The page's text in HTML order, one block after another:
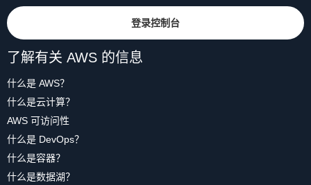
登录控制台
了解有关 AWS 的信息
什么是 AWS？
什么是云计算？
AWS 可访问性
什么是 DevOps？
什么是容器？
什么是数据湖？